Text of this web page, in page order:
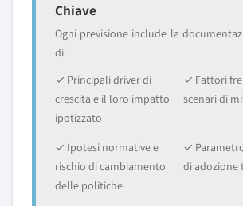
Chiave
Ogni previsione include la
di:
✓ Principali driver di
crescita e il loro impatto
ipotizzato
✓ Fattori
scenari di
✓ Ipotesi normative e
rischio di cambiamento
delle politiche
✓
di adozione